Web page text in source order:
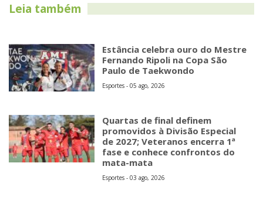
Leia também
Estância celebra ouro do Mestre
Fernando Ripoli na Copa São
Paulo de Taekwondo
Esportes - 05 ago, 2026
Quartas de final definem
promovidos à Divisão Especial
de 2027; Veteranos encerra 1ª
fase e conhece confrontos do
mata-mata
Esportes - 03 ago, 2026